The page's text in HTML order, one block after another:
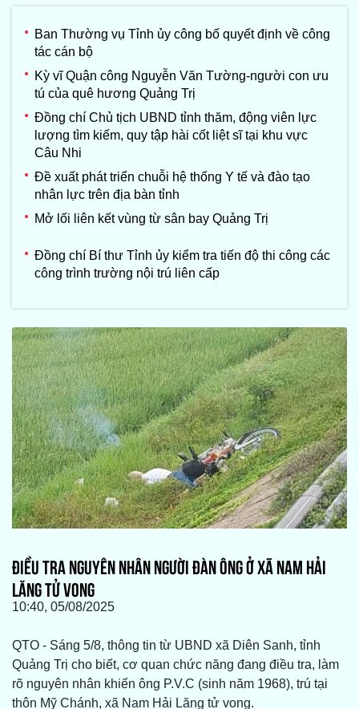
Ban Thường vụ Tỉnh ủy công bố quyết định về công
tác cán bộ
Kỳ vĩ Quận công Nguyễn Văn Tường-người con ưu
tú của quê hương Quảng Trị
Đồng chí Chủ tịch UBND tỉnh thăm, động viên lực
lượng tìm kiếm, quy tập hài cốt liệt sĩ tại khu vực
Câu Nhi
Đề xuất phát triển chuỗi hệ thống Y tế và đào tạo
nhân lực trên địa bàn tỉnh
Mở lối liên kết vùng từ sân bay Quảng Trị
Đồng chí Bí thư Tỉnh ủy kiểm tra tiến độ thi công các
công trình trường nội trú liên cấp
ĐIỀU TRA NGUYÊN NHÂN NGƯỜI ĐÀN ÔNG Ở XÃ NAM HẢI
LĂNG TỬ VONG
10:40, 05/08/2025
QTO - Sáng 5/8, thông tin từ UBND xã Diên Sanh, tỉnh
Quảng Trị cho biết, cơ quan chức năng đang điều tra, làm
rõ nguyên nhân khiến ông P.V.C (sinh năm 1968), trú tại
thôn Mỹ Chánh, xã Nam Hải Lăng tử vong.